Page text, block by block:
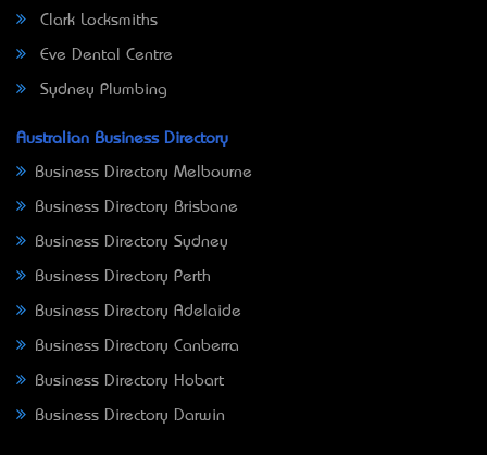
Clark Locksmiths
Eve Dental Centre
Sydney Plumbing
Australian Business Directory
Business Directory Melbourne
Business Directory Brisbane
Business Directory Sydney
Business Directory Perth
Business Directory Adelaide
Business Directory Canberra
Business Directory Hobart
Business Directory Darwin